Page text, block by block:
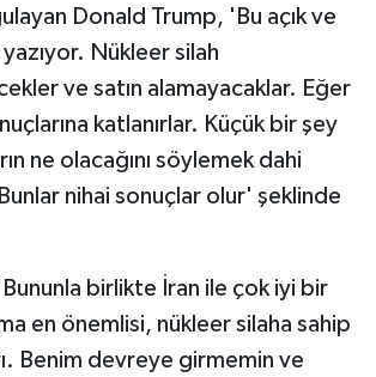
Donald Trump, 'Bu açık ve
Nükleer silah
ve satın alamayacaklar. Eğer
katlanırlar. Küçük bir şey
ne olacağını söylemek dahi
nihai sonuçlar olur' şeklinde
birlikte İran ile çok iyi bir
en önemlisi, nükleer silaha sahip
Benim devreye girmemin ve